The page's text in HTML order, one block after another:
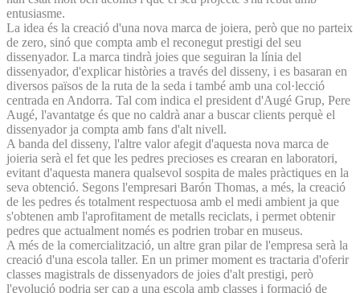
entusiasme.
La idea és la creació d'una nova marca de joiera, però que no parteix
de zero, sinó que compta amb el reconegut prestigi del seu
dissenyador. La marca tindrà joies que seguiran la línia del
dissenyador, d'explicar històries a través del disseny, i es basaran en
diversos països de la ruta de la seda i també amb una col·lecció
centrada en Andorra. Tal com indica el president d'Augé Grup, Pere
Augé, l'avantatge és que no caldrà anar a buscar clients perquè el
dissenyador ja compta amb fans d'alt nivell.
A banda del disseny, l'altre valor afegit d'aquesta nova marca de
joieria serà el fet que les pedres precioses es crearan en laboratori,
evitant d'aquesta manera qualsevol sospita de males pràctiques en la
seva obtenció. Segons l'empresari Barón Thomas, a més, la creació
de les pedres és totalment respectuosa amb el medi ambient ja que
s'obtenen amb l'aprofitament de metalls reciclats, i permet obtenir
pedres que actualment només es podrien trobar en museus.
A més de la comercialització, un altre gran pilar de l'empresa serà la
creació d'una escola taller. En un primer moment es tractaria d'oferir
classes magistrals de dissenyadors de joies d'alt prestigi, però
l'evolució podria ser cap a una escola amb classes i formació de